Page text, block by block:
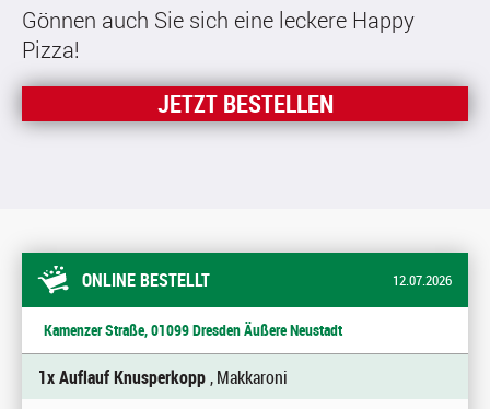
Gönnen auch Sie sich eine leckere Happy
Pizza!
JETZT BESTELLEN
ONLINE BESTELLT 12.07.2026
Kamenzer Straße, 01099 Dresden Äußere Neustadt
1x Auflauf Knusperkopp, Makkaroni